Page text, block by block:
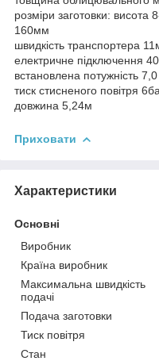
розміри заготовки:
160мм
швидкість транспортера
електричне підключення
встановлена потужність
тиск стисненого повітря
довжина 5,24м
Приховати
Характеристики
Основні
Виробник
Країна виробник
Максимальна швидкість
подачі
Подача заготовки
Тиск повітря
Стан